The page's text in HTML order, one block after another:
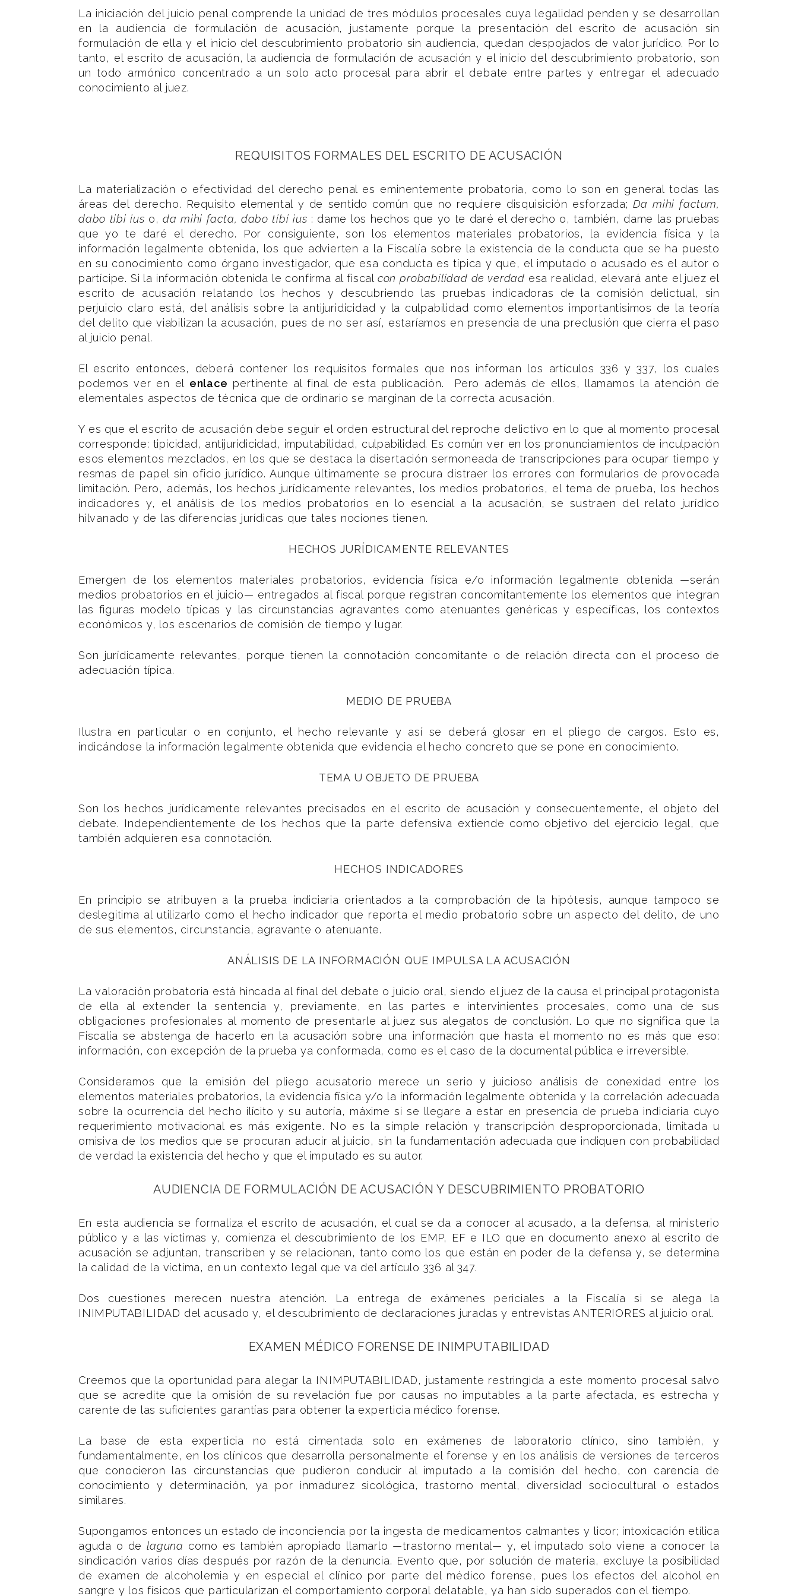
La iniciación del juicio penal comprende la unidad de tres módulos procesales cuya legalidad penden y se desarrollan
en la audiencia de formulación de acusación, justamente porque la presentación del escrito de acusación sin
formulación de ella y el inicio del descubrimiento probatorio sin audiencia, quedan despojados de valor jurídico. Por lo
tanto, el escrito de acusación, la audiencia de formulación de acusación y el inicio del descubrimiento probatorio, son
un todo armónico concentrado a un solo acto procesal para abrir el debate entre partes y entregar el adecuado
conocimiento al juez.
REQUISITOS FORMALES DEL ESCRITO DE ACUSACIÓN
La materialización o efectividad del derecho penal es eminentemente probatoria, como lo son en general todas las
áreas del derecho. Requisito elemental y de sentido común que no requiere disquisición esforzada; Da mihi factum,
dabo tibi ius o,da mihi facta, dabo tibi ius : dame los hechos que yo te daré el derecho o, también, dame las pruebas
que yo te daré el derecho. Por consiguiente, son los elementos materiales probatorios, la evidencia física y la
información legalmente obtenida, los que advierten a la Fiscalía sobre la existencia de la conducta que se ha puesto
en su conocimiento como órgano investigador, que esa conducta es típica y que, el imputado o acusado es el autor o
partícipe. Si la información obtenida le confirma al fiscal con probabilidad de verdad esa realidad, elevará ante el juez el
escrito de acusación relatando los hechos y descubriendo las pruebas indicadoras de la comisión delictual, sin
perjuicio claro está, del análisis sobre la antijuridicidad y la culpabilidad como elementos importantísimos de la teoría
del delito que viabilizan la acusación, pues de no ser así, estaríamos en presencia de una preclusión que cierra el paso
al juicio penal.
El escrito entonces, deberá contener los requisitos formales que nos informan los artículos 336 y 337, los cuales
podemos ver en el enlace pertinente al final de esta publicación. Pero además de ellos, llamamos la atención de
elementales aspectos de técnica que de ordinario se marginan de la correcta acusación.
Y es que el escrito de acusación debe seguir el orden estructural del reproche delictivo en lo que al momento procesal
corresponde: tipicidad, antijuridicidad, imputabilidad, culpabilidad. Es común ver en los pronunciamientos de inculpación
esos elementos mezclados, en los que se destaca la disertación sermoneada de transcripciones para ocupar tiempo y
resmas de papel sin oficio jurídico. Aunque últimamente se procura distraer los errores con formularios de provocada
limitación. Pero, además, los hechos jurídicamente relevantes, los medios probatorios, el tema de prueba, los hechos
indicadores y, el análisis de los medios probatorios en lo esencial a la acusación, se sustraen del relato jurídico
hilvanado y de las diferencias jurídicas que tales nociones tienen.
HECHOS JURÍDICAMENTE RELEVANTES
Emergen de los elementos materiales probatorios, evidencia física e/o información legalmente obtenida —serán
medios probatorios en el juicio— entregados al fiscal porque registran concomitantemente los elementos que integran
las figuras modelo típicas y las circunstancias agravantes como atenuantes genéricas y específicas, los contextos
económicos y, los escenarios de comisión de tiempo y lugar.
Son jurídicamente relevantes, porque tienen la connotación concomitante o de relación directa con el proceso de
adecuación típica.
MEDIO DE PRUEBA
Ilustra en particular o en conjunto, el hecho relevante y así se deberá glosar en el pliego de cargos. Esto es,
indicándose la información legalmente obtenida que evidencia el hecho concreto que se pone en conocimiento.
TEMA U OBJETO DE PRUEBA
Son los hechos jurídicamente relevantes precisados en el escrito de acusación y consecuentemente, el objeto del
debate. Independientemente de los hechos que la parte defensiva extiende como objetivo del ejercicio legal, que
también adquieren esa connotación.
HECHOS INDICADORES
En principio se atribuyen a la prueba indiciaria orientados a la comprobación de la hipótesis, aunque tampoco se
deslegitima al utilizarlo como el hecho indicador que reporta el medio probatorio sobre un aspecto del delito, de uno
de sus elementos, circunstancia, agravante o atenuante.
ANÁLISIS DE LA INFORMACIÓN QUE IMPULSA LA ACUSACIÓN
La valoración probatoria está hincada al final del debate o juicio oral, siendo el juez de la causa el principal protagonista
de ella al extender la sentencia y, previamente, en las partes e intervinientes procesales, como una de sus
obligaciones profesionales al momento de presentarle al juez sus alegatos de conclusión. Lo que no significa que la
Fiscalía se abstenga de hacerlo en la acusación sobre una información que hasta el momento no es más que eso:
información, con excepción de la prueba ya conformada, como es el caso de la documental pública e irreversible.
Consideramos que la emisión del pliego acusatorio merece un serio y juicioso análisis de conexidad entre los
elementos materiales probatorios, la evidencia física y/o la información legalmente obtenida y la correlación adecuada
sobre la ocurrencia del hecho ilícito y su autoría, máxime si se llegare a estar en presencia de prueba indiciaria cuyo
requerimiento motivacional es más exigente. No es la simple relación y transcripción desproporcionada, limitada u
omisiva de los medios que se procuran aducir al juicio, sin la fundamentación adecuada que indiquen con probabilidad
de verdad la existencia del hecho y que el imputado es su autor.
AUDIENCIA DE FORMULACIÓN DE ACUSACIÓN Y DESCUBRIMIENTO PROBATORIO
En esta audiencia se formaliza el escrito de acusación, el cual se da a conocer al acusado, a la defensa, al ministerio
público y a las víctimas y, comienza el descubrimiento de los EMP, EF e ILO que en documento anexo al escrito de
acusación se adjuntan, transcriben y se relacionan, tanto como los que están en poder de la defensa y, se determina
la calidad de la víctima, en un contexto legal que va del artículo 336 al 347.
Dos cuestiones merecen nuestra atención. La entrega de exámenes periciales a la Fiscalía si se alega la
INIMPUTABILIDAD del acusado y, el descubrimiento de declaraciones juradas y entrevistas ANTERIORES al juicio oral.
EXAMEN MÉDICO FORENSE DE INIMPUTABILIDAD
Creemos que la oportunidad para alegar la INIMPUTABILIDAD, justamente restringida a este momento procesal salvo
que se acredite que la omisión de su revelación fue por causas no imputables a la parte afectada, es estrecha y
carente de las suficientes garantías para obtener la experticia médico forense.
La base de esta experticia no está cimentada solo en exámenes de laboratorio clínico, sino también, y
fundamentalmente, en los clínicos que desarrolla personalmente el forense y en los análisis de versiones de terceros
que conocieron las circunstancias que pudieron conducir al imputado a la comisión del hecho, con carencia de
conocimiento y determinación, ya por inmadurez sicológica, trastorno mental, diversidad sociocultural o estados
similares.
Supongamos entonces un estado de inconciencia por la ingesta de medicamentos calmantes y licor; intoxicación etílica
aguda o delaguna como es también apropiado llamarlo —trastorno mental— y, el imputado solo viene a conocer la
sindicación varios días después por razón de la denuncia. Evento que, por solución de materia, excluye la posibilidad
de examen de alcoholemia y en especial el clínico por parte del médico forense, pues los efectos del alcohol en
sangre y los físicos que particularizan el comportamiento corporal delatable, ya han sido superados con el tiempo.